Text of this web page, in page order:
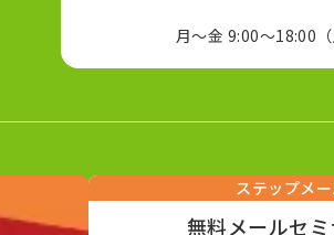
月～金 9:00～18:00（
ステップメ
無料メールセ